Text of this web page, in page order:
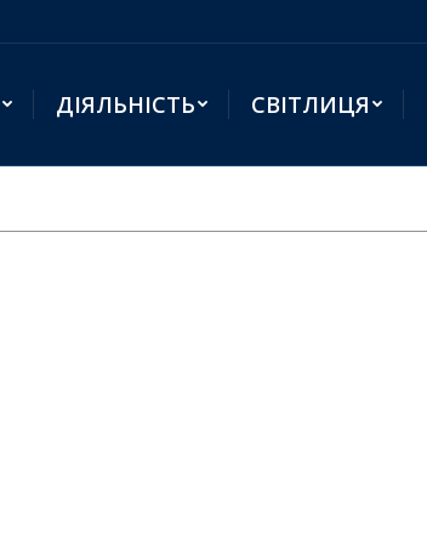
ДІЯЛЬНІСТЬ СВІТЛИЦЯ